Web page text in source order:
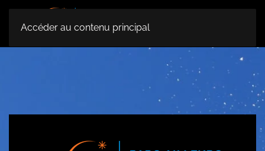
Accéder au contenu principal